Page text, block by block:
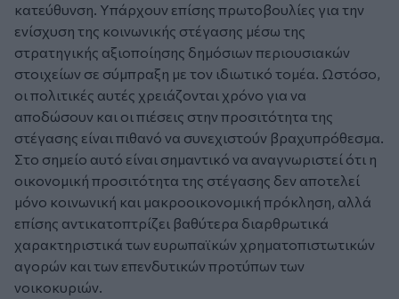
κατεύθυνση. Υπάρχουν επίσης πρωτοβουλίες για την
ενίσχυση της κοινωνικής στέγασης μέσω της
στρατηγικής αξιοποίησης δημόσιων περιουσιακών
στοιχείων σε σύμπραξη με τον ιδιωτικό τομέα. Ωστόσο,
οι πολιτικές αυτές χρειάζονται χρόνο για να
αποδώσουν και οι πιέσεις στην προσιτότητα της
στέγασης είναι πιθανό να συνεχιστούν βραχυπρόθεσμα.
Στο σημείο αυτό είναι σημαντικό να αναγνωριστεί ότι η
οικονομική προσιτότητα της στέγασης δεν αποτελεί
μόνο κοινωνική και μακροοικονομική πρόκληση, αλλά
επίσης αντικατοπτρίζει βαθύτερα διαρθρωτικά
χαρακτηριστικά των ευρωπαϊκών χρηματοπιστωτικών
αγορών και των επενδυτικών προτύπων των
νοικοκυριών.